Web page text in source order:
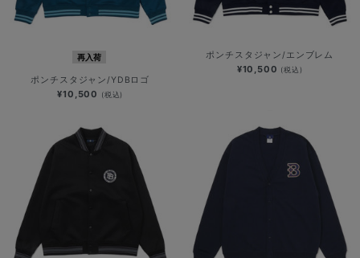
再入荷
ポンチスタジャン/YDBロゴ
¥10,500 (税込)
ポンチスタジャン/エンブレム
¥10,500 (税込)